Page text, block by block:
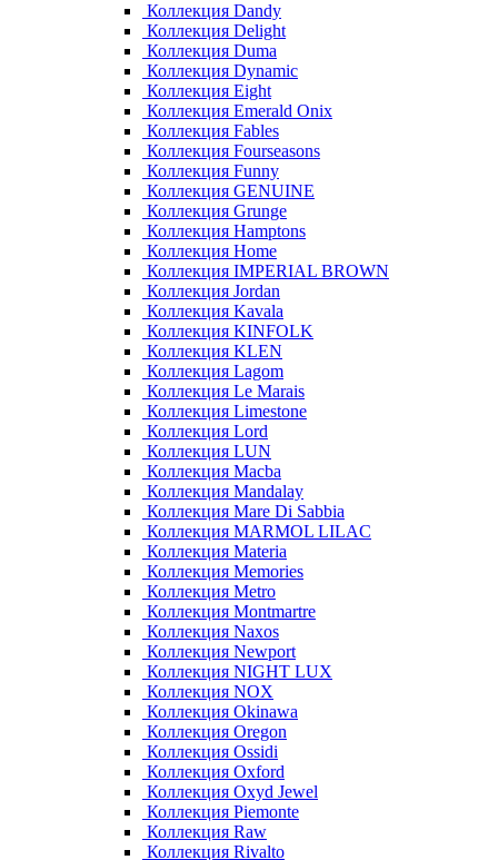
Коллекция Dandy
Коллекция Delight
Коллекция Duma
Коллекция Dynamic
Коллекция Eight
Коллекция Emerald Onix
Коллекция Fables
Коллекция Fourseasons
Коллекция Funny
Коллекция GENUINE
Коллекция Grunge
Коллекция Hamptons
Коллекция Home
Коллекция IMPERIAL BROWN
Коллекция Jordan
Коллекция Kavala
Коллекция KINFOLK
Коллекция KLEN
Коллекция Lagom
Коллекция Le Marais
Коллекция Limestone
Коллекция Lord
Коллекция LUN
Коллекция Macba
Коллекция Mandalay
Коллекция Mare Di Sabbia
Коллекция MARMOL LILAC
Коллекция Materia
Коллекция Memories
Коллекция Metro
Коллекция Montmartre
Коллекция Naxos
Коллекция Newport
Коллекция NIGHT LUX
Коллекция NOX
Коллекция Okinawa
Коллекция Oregon
Коллекция Ossidi
Коллекция Oxford
Коллекция Oxyd Jewel
Коллекция Piemonte
Коллекция Raw
Коллекция Rivalto